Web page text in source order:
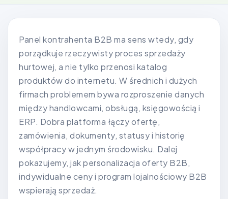
Panel kontrahenta B2B ma sens wtedy, gdy
porządkuje rzeczywisty proces sprzedaży
hurtowej, a nie tylko przenosi katalog
produktów do internetu. W średnich i dużych
firmach problemem bywa rozproszenie danych
między handlowcami, obsługą, księgowością i
ERP. Dobra platforma łączy ofertę,
zamówienia, dokumenty, statusy i historię
współpracy w jednym środowisku. Dalej
pokazujemy, jak personalizacja oferty B2B,
indywidualne ceny i program lojalnościowy B2B
wspierają sprzedaż.